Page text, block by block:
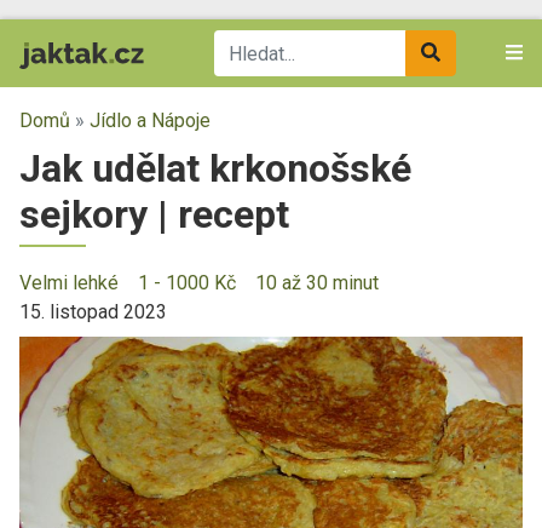
Domů » Jídlo a Nápoje
Jak udělat krkonošské
sejkory | recept
Velmi lehké 1 - 1000 Kč
10 až 30 minut
15. listopad 2023